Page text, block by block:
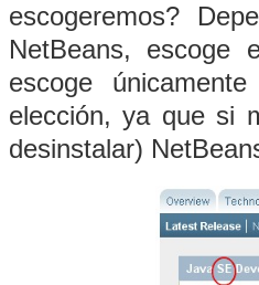
escogeremos?
NetBeans, escoge
escoge
elección, ya que si
desinstalar)